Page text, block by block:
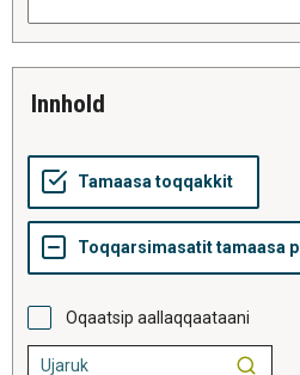
innhold
Oqaatsip aallaqqaataani